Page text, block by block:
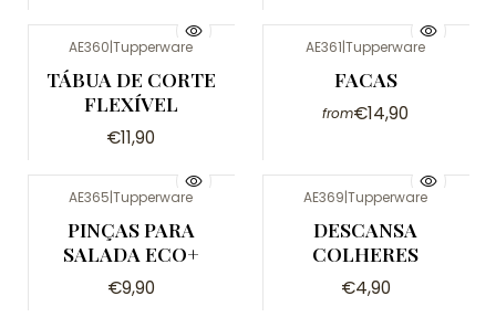
AE360|Tupperware
TÁBUA DE CORTE
FLEXÍVEL
€11,90
AE361|Tupperware
FACAS
from€14,90
AE365|Tupperware
PINÇAS PARA
SALADA ECO+
€9,90
AE369|Tupperware
DESCANSA
COLHERES
€4,90